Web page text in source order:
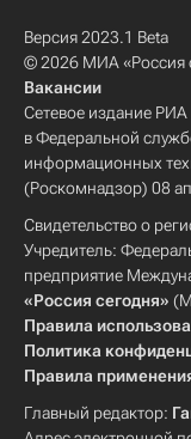
Версия 2023.1 Beta
© 2026 МИА «Россия
Вакансии
Сетевое издание
в Федеральной
информационных
(Роскомнадзор) 08
Свидетельство о
Учредитель:
предприятие
«Россия сегодня»
Правила
Политика
Правила
Главный редактор: